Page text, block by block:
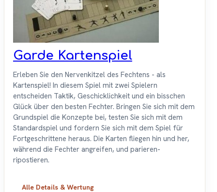
Garde Kartenspiel
Erleben Sie den Nervenkitzel des Fechtens - als
Kartenspiel! In diesem Spiel mit zwei Spielern
entscheiden Taktik, Geschicklichkeit und ein bisschen
Glück über den besten Fechter. Bringen Sie sich mit dem
Grundspiel die Konzepte bei, testen Sie sich mit dem
Standardspiel und fordern Sie sich mit dem Spiel für
Fortgeschrittene heraus. Die Karten fliegen hin und her,
während die Fechter angreifen, und parieren-
ripostieren.
Alle Details & Wertung